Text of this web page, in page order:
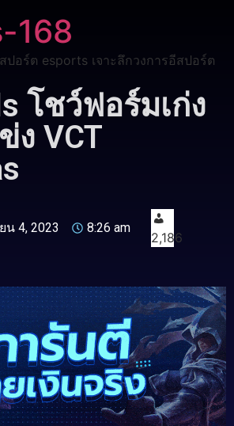
168
ปอร์ต esports เจาะลึกวงการอีสปอร์ต
โชว์ฟอร์มเก่ง
ง VCT
น 4, 2023 8:26 am
2,186